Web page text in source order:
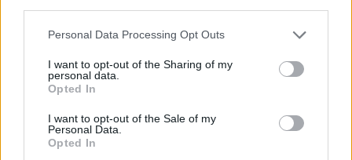
Personal Data Processing Opt Outs
I want to opt-out of the Sharing of my
personal data.
Opted In
I want to opt-out of the Sale of my
Personal Data.
Opted In
PNL
PSD
AUR
UDMR
Forța Dreptei (L. Orban)
PNȚMM